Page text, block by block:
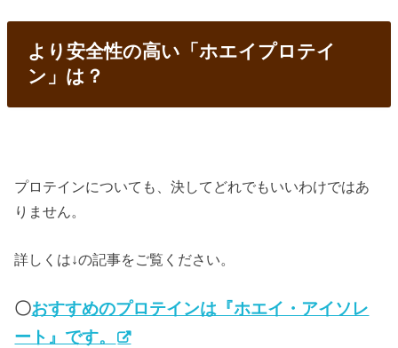
より安全性の高い「ホエイプロテイ
ン」は？
プロテインについても、決してどれでもいいわけではあ
りません。
詳しくは↓の記事をご覧ください。
〇おすすめのプロテインは『ホエイ・アイソレ
ート』です。